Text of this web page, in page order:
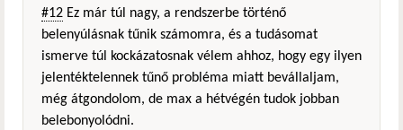
#12 Ez már túl nagy, a rendszerbe történő
belenyúlásnak tűnik számomra, és a tudásomat
ismerve túl kockázatosnak vélem ahhoz, hogy egy ilyen
jelentéktelennek tűnő probléma miatt bevállaljam,
még átgondolom, de max a hétvégén tudok jobban
belebonyolódni.